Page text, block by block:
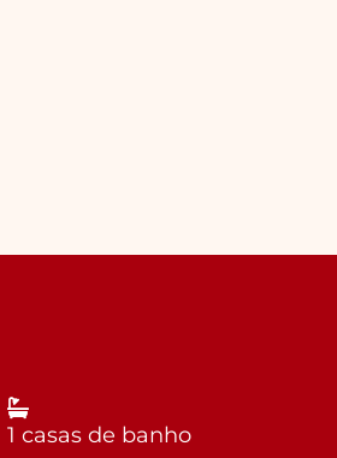
1 casas de banho